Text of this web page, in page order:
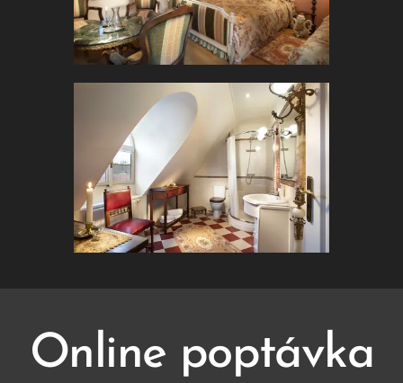
Online poptávka